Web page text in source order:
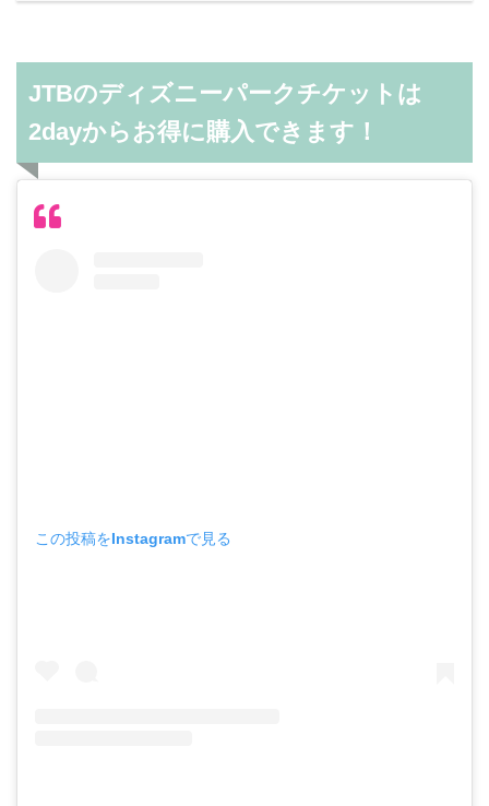
JTBのディズニーパークチケットは
2dayからお得に購入できます！
この投稿をInstagramで見る